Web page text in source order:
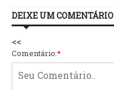
DEIXE UM COMENTÁRIO
<<
Comentário:*